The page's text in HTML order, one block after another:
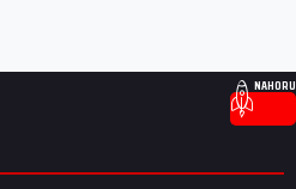
NAHORU